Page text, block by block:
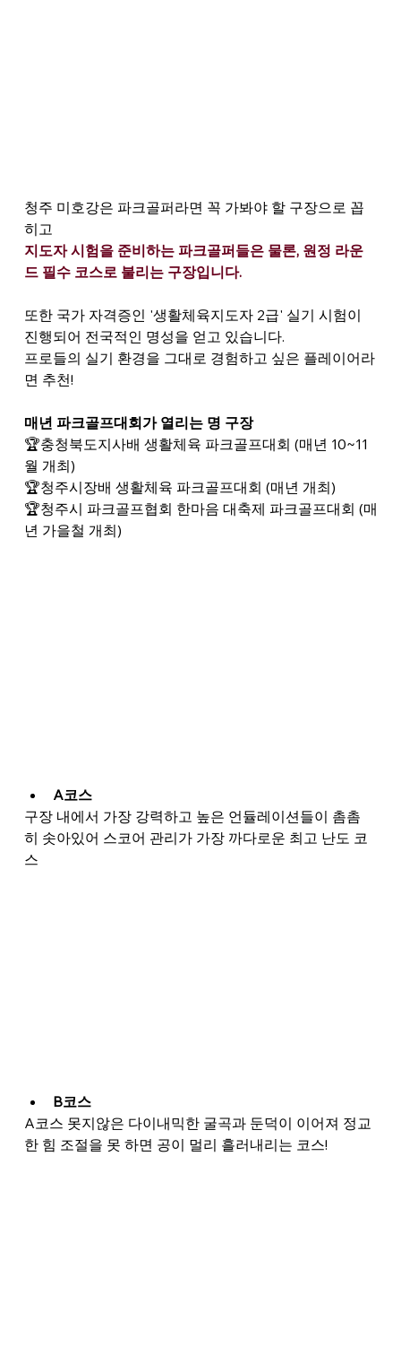
청주 미호강은 파크골퍼라면 꼭 가봐야 할 구장으로 꼽
히고
지도자 시험을 준비하는 파크골퍼들은 물론, 원정 라운
드 필수 코스로 불리는 구장입니다.
또한 국가 자격증인 '생활체육지도자 2급' 실기 시험이
진행되어 전국적인 명성을 얻고 있습니다.
프로들의 실기 환경을 그대로 경험하고 싶은 플레이어라
면 추천!
매년 파크골프대회가 열리는 명 구장
🏆충청북도지사배 생활체육 파크골프대회 (매년 10~11
월 개최)
🏆청주시장배 생활체육 파크골프대회 (매년 개최)
🏆청주시 파크골프협회 한마음 대축제 파크골프대회 (매
년 가을철 개최)
A코스
구장 내에서 가장 강력하고 높은 언듈레이션들이 촘촘
히 솟아있어 스코어 관리가 가장 까다로운 최고 난도 코
스
B코스
A코스 못지않은 다이내믹한 굴곡과 둔덕이 이어져 정교
한 힘 조절을 못 하면 공이 멀리 흘러내리는 코스!